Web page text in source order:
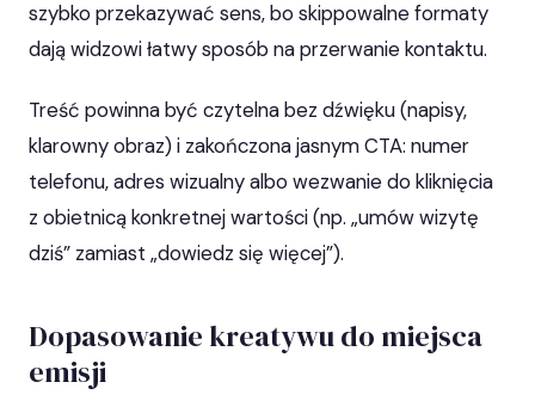
szybko przekazywać sens, bo skippowalne formaty
dają widzowi łatwy sposób na przerwanie kontaktu.
Treść powinna być czytelna bez dźwięku (napisy,
klarowny obraz) i zakończona jasnym CTA: numer
telefonu, adres wizualny albo wezwanie do kliknięcia
z obietnicą konkretnej wartości (np. „umów wizytę
dziś” zamiast „dowiedz się więcej”).
Dopasowanie kreatywu do miejsca
emisji